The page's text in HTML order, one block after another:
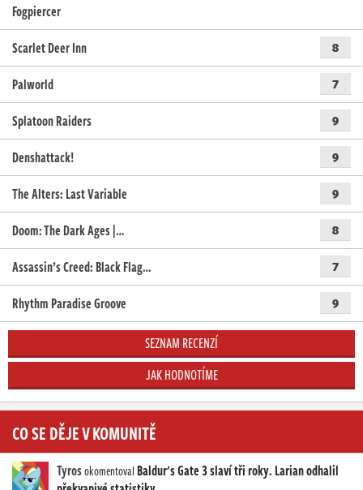
Fogpiercer
Scarlet Deer Inn
8
Palworld 7
Splatoon Raiders 9
Denshattack! 9
The Alters: Last Variable 9
Doom: The Dark Ages |… 8
Assassin’s Creed: Black Flag… 7
Rhythm Paradise Groove 9
SEZNAM RECENZÍ
JAK HODNOTÍME
CO SE DĚJE V KOMUNITĚ
Tyrosokomentoval Baldur's Gate 3 slaví tři roky. Larian odhalil